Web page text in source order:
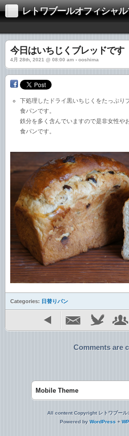
レトワブールオフィシャ
今日はいちじくブレッドです
4月 28th, 2021 @ 08:00 am › ooshima
下処理したドライ黒いちじくをたっぷり
食パンです。
鉄分を多く含んでいますので是非女性や
食パンです。
Categories: 日替りパン
Comments are
Mobile Theme
All content Copyright レトワブール
Powered by WordPress +